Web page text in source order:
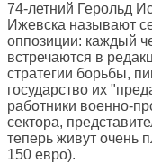
74-летний Герольд
Ижевска называют
оппозиции: каждый
встречаются в
стратегии борьбы,
государство их
работники военно-
сектора,
теперь живут очень
150 евро).